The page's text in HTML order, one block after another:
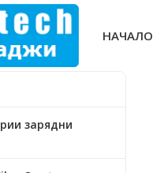
НАЧАЛО
зарядни